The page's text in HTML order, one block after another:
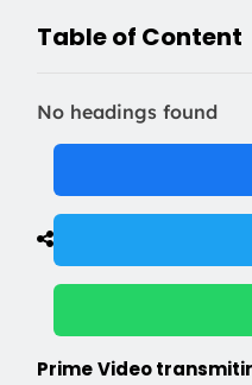
Table of Content
No headings found
Prime Video